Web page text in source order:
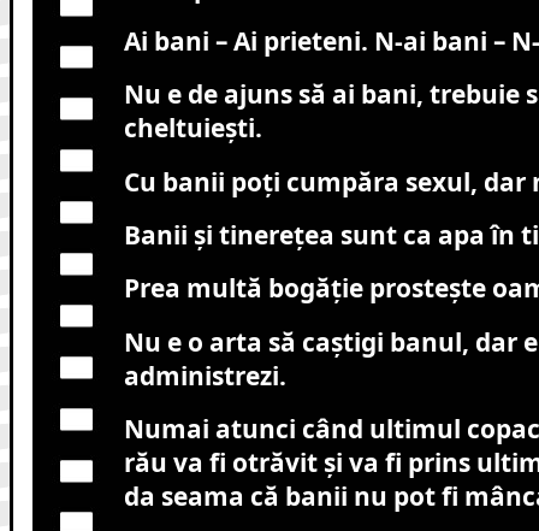
Ai bani – Ai prieteni. N-ai bani –
Nu e de ajuns să ai bani, trebuie
cheltuieşti.
Cu banii poţi cumpăra sexul, dar
Banii şi tinereţea sunt ca apa în
Prea multă bogăţie prosteşte
Nu e o arta să caştigi banul, dar
administrezi.
Numai atunci când ultimul
rău va fi otrăvit şi va fi prins
da seama că banii nu pot fi